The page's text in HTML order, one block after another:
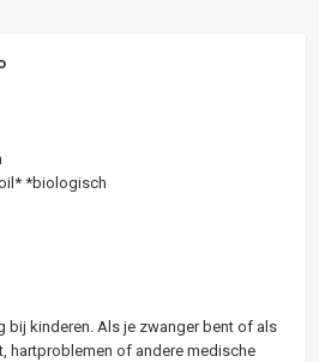
*biologisch
bij kinderen. Als je zwanger bent of als
hartproblemen of andere medische